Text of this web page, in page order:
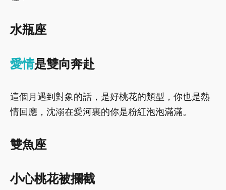
水瓶座
愛情是雙向奔赴
這個月遇到對象的話，是好桃花的類型，你也是熱
情回應，沈溺在愛河裏的你是粉紅泡泡滿滿。
雙魚座
小心桃花被攔截